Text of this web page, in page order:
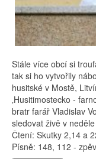
Stále více obcí si
tak si ho vytvořily
husitské v Mostě,
‚Husitimostecko -
bratr farář Vladislav
sledovat živě v
Čtení: Skutky 2,14 a
Písně: 148, 112 -